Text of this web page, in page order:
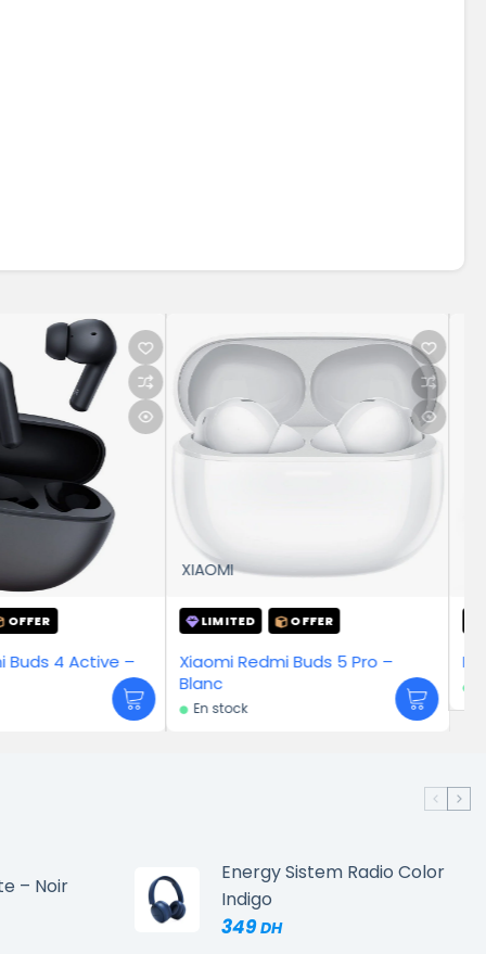
OFFER
Buds 5 Pro –
Insta360
LIMITED OFFER
Insta 360 Flow 2 Pro
– Noir
Energy Sistem Radio Color
Indigo
349